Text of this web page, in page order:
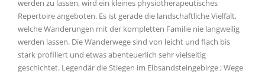
werden zu lassen, wird ein kleines physiotherapeutisches
Repertoire angeboten. Es ist gerade die landschaftliche Vielfalt,
welche Wanderungen mit der kompletten Familie nie langweilig
werden lassen. Die Wanderwege sind von leicht und flach bis
stark profiliert und etwas abenteuerlich sehr vielseitig
geschichtet. Legendär die Stiegen im Elbsandsteingebirge ; Wege